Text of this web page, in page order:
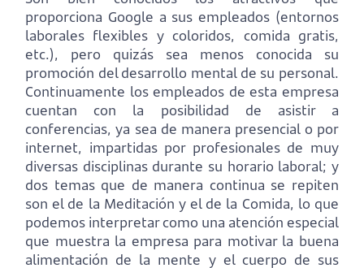
proporciona Google a sus empleados (entornos
laborales flexibles y coloridos, comida gratis,
etc.), pero quizás sea menos conocida su
promoción del desarrollo mental de su personal.
Continuamente los empleados de esta empresa
cuentan con la posibilidad de asistir a
conferencias, ya sea de manera presencial o por
internet, impartidas por profesionales de muy
diversas disciplinas durante su horario laboral; y
dos temas que de manera continua se repiten
son el de la Meditación y el de la Comida, lo que
podemos interpretar como una atención especial
que muestra la empresa para motivar la buena
alimentación de la mente y el cuerpo de sus